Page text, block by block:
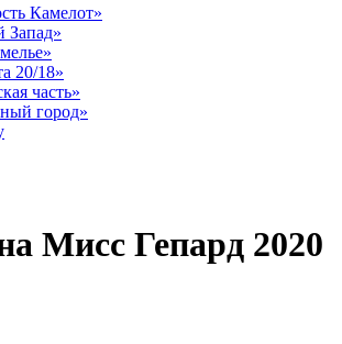
Камелот»
Запад»
20/18»
часть»
город»
Мисс Гепард 2020